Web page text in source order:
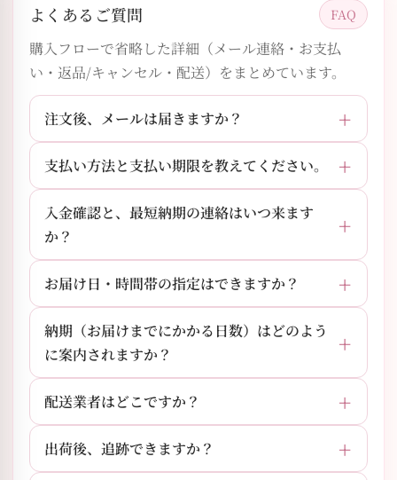
よくあるご質問 FAQ
購入フローで省略した詳細（メール連絡・お支払
い・返品/キャンセル・配送）をまとめています。
注文後、メールは届きますか？
支払い方法と支払い期限を教えてください。
入金確認と、最短納期の連絡はいつ来ます
か？
お届け日・時間帯の指定はできますか？
納期（お届けまでにかかる日数）はどのよう
に案内されますか？
配送業者はどこですか？
出荷後、追跡できますか？